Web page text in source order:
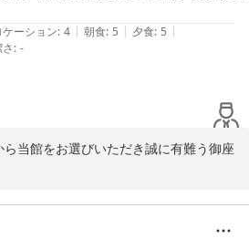
いります。
ぜひお越しいただけましたら幸いで
お宿にしてよかったです。ありがとうご
ケーション: 4 | 朝食: 5 | 夕食: 5 |
: -
当館をお選びいただき誠に有難う御座
だけたご様子で、うれしい限りで御座